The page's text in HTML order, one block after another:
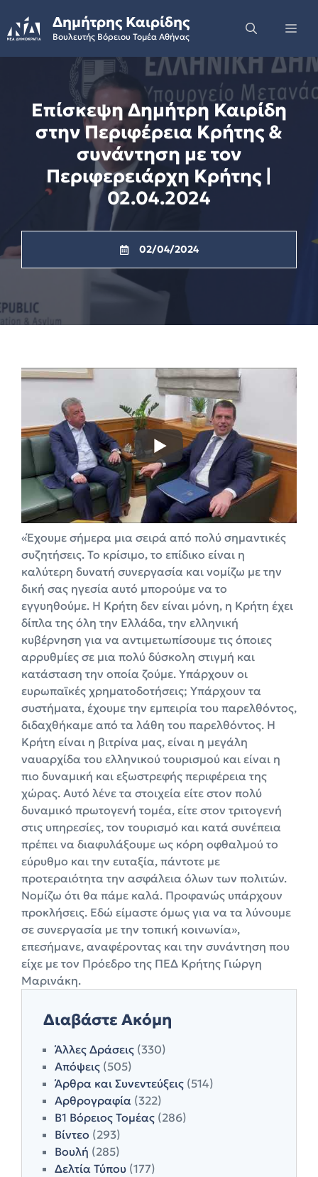
to
content
Δημήτρης Καιρίδης
Βουλευτής Βόρειου Τομέα Αθήνας
Επίσκεψη Δημήτρη Καιρίδη
στην Περιφέρεια Κρήτης &
συνάντηση με τον
Περιφερειάρχη Κρήτης |
02.04.2024
02/04/2024
«Έχουμε σήμερα μια σειρά από πολύ σημαντικές
συζητήσεις. Το κρίσιμο, το επίδικο είναι η
καλύτερη δυνατή συνεργασία και νομίζω με την
δική σας ηγεσία αυτό μπορούμε να το
εγγυηθούμε. Η Κρήτη δεν είναι μόνη, η Κρήτη έχει
δίπλα της όλη την Ελλάδα, την ελληνική
κυβέρνηση για να αντιμετωπίσουμε τις όποιες
αρρυθμίες σε μια πολύ δύσκολη στιγμή και
κατάσταση την οποία ζούμε. Υπάρχουν οι
ευρωπαϊκές χρηματοδοτήσεις; Υπάρχουν τα
συστήματα, έχουμε την εμπειρία του παρελθόντος,
διδαχθήκαμε από τα λάθη του παρελθόντος. Η
Κρήτη είναι η βιτρίνα μας, είναι η μεγάλη
ναυαρχίδα του ελληνικού τουρισμού και είναι η
πιο δυναμική και εξωστρεφής περιφέρεια της
χώρας. Αυτό λένε τα στοιχεία είτε στον πολύ
δυναμικό πρωτογενή τομέα, είτε στον τριτογενή
στις υπηρεσίες, τον τουρισμό και κατά συνέπεια
πρέπει να διαφυλάξουμε ως κόρη οφθαλμού το
εύρυθμο και την ευταξία, πάντοτε με
προτεραιότητα την ασφάλεια όλων των πολιτών.
Νομίζω ότι θα πάμε καλά. Προφανώς υπάρχουν
προκλήσεις. Εδώ είμαστε όμως για να τα λύνουμε
σε συνεργασία με την τοπική κοινωνία»,
επεσήμανε, αναφέροντας και την συνάντηση που
είχε με τον Πρόεδρο της ΠΕΔ Κρήτης Γιώργη
Μαρινάκη.
Διαβάστε Ακόμη
Άλλες Δράσεις (330)
Απόψεις (505)
Άρθρα και Συνεντεύξεις (514)
Αρθρογραφία (322)
Β1 Βόρειος Τομέας (286)
Βίντεο (293)
Βουλή (285)
Δελτία Τύπου (177)